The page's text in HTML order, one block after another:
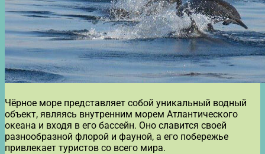
Чёрное море представляет собой уникальный водный
объект, являясь внутренним морем Атлантического
океана и входя в его бассейн. Оно славится своей
разнообразной флорой и фауной, а его побережье
привлекает туристов со всего мира.